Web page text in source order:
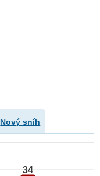
Nový sníh
34